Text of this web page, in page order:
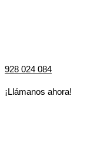
928 024 084
¡Llámanos ahora!